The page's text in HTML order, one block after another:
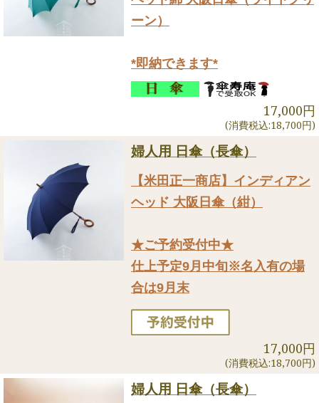
ーン）
*即納できます*
17,000円
(消費税込:18,700円)
婦人用 日傘（長傘）
【米田正一商店】インディアン
ヘッド 大阪日傘（紺）
★ご予約受付中★
仕上予定9月中旬※名入有の場
合は9月末
17,000円
(消費税込:18,700円)
婦人用 日傘（長傘）